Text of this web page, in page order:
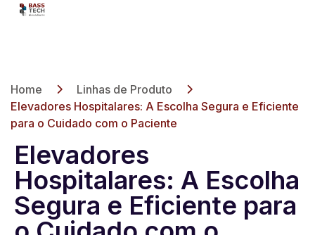
Home
Linhas de Produto
Elevadores Hospitalares: A Escolha Segura e Eficiente
para o Cuidado com o Paciente
Elevadores
Hospitalares: A Escolha
Segura e Eficiente para